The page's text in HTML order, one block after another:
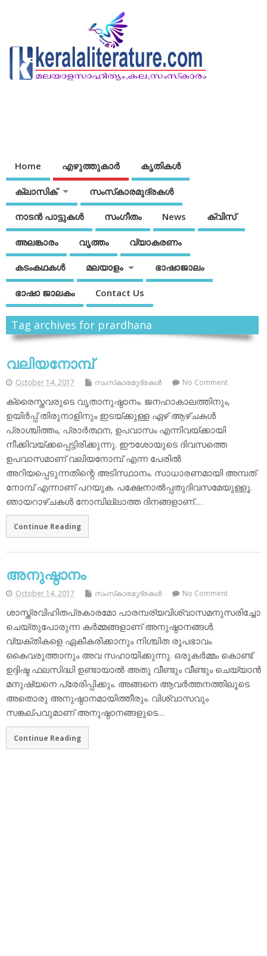
Home എഴുത്തുകാര്‍ കൃതികൾ
ക്ലാസിക് സംസ്‌കാരമുദ്രകള്‍
നാടന്‍ പാട്ടുകള്‍ സംഗീതം News ക്വിസ്
അലങ്കാരം വൃത്തം വ്യാകരണം
കടംകഥകള്‍ മലയാളം ഭാഷാജാലം
ഭാഷാ ജാലകം Contact Us
Tag archives for prardhana
വലിയനോമ്പ്
October 14, 2017 സംസ്‌കാരമുദ്രകള്‍ No Comment
ക്രൈസ്തവരുടെ വൃതാനുഷ്ഠാനം. ജനഹാകാലത്തിനും,
ഉയിര്‍പ്പ് തിരുനാളിനും ഇടയ്ക്കുള്ള ഏഴ് ആഴ്ചകള്‍
പ്രാശ്ചിത്തം, പ്രാര്‍ത്ഥന, ഉപവാസം എന്നിവയ്ക്കായി
നീക്കിവയ്ക്കപ്പെട്ടിരിക്കുന്നു. ഈശോയുടെ ദിവസത്തെ
ഉപവാസമാണ് വലിയനോമ്പ് എന്ന പേരില്‍
അറിയപ്പെടുന്നതിന്റെ അടിസ്ഥാനം. സാധാരണമായി അമ്പത്
നോമ്പ് എന്നാണ് പറയുക. പക്ഷേനാല്‍പ്പതുദിവസമേയുള്ളൂ.
ഞായറാഴ്ചകള്‍ നോമ്പില്ലാത്ത ദിനങ്ങളാണ്.…
Continue Reading
അനുഷ്ഠാനം
October 14, 2017 സംസ്‌കാരമുദ്രകള്‍ No Comment
ശാസ്ത്രവിഹിതപ്രകാരമോ പാരമ്പര്യവിശ്വാസമനുസരിച്ചോ
ചെയ്തുപോരുന്ന കര്‍മ്മങ്ങളാണ് അനുഷ്ഠാനങ്ങള്‍.
വ്യക്തികളെ ഏകീകരിക്കാനും നിശ്ചിത രൂപഭാവം
കൈവരുത്താനും അവ സഹായിക്കുന്നു. ഒരുകര്‍മ്മം കൊണ്ട്
ഉദ്ദിഷ്ട ഫലസിദ്ധി ഉണ്ടായാല്‍ അതു വീണ്ടും വീണ്ടും ചെയ്യാന്‍
മനുഷ്യനെ പ്രേരിപ്പിക്കും. അങ്ങനെ ആവര്‍ത്തനത്തിലൂടെ
അതൊരു അനുഷ്ഠാനമായിത്തീരും. വിശ്വാസവും
സങ്കല്പവുമാണ് അനുഷ്ഠാനങ്ങളുടെ…
Continue Reading